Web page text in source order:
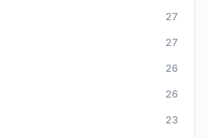
27
27
26
26
23